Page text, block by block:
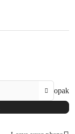
opak